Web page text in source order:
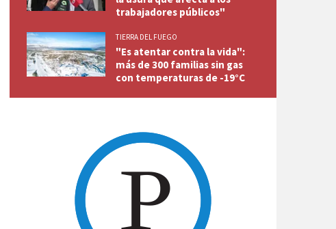
trabajadores públicos"
TIERRA DEL FUEGO
"Es atentar contra la vida":
más de 300 familias sin gas
con temperaturas de -19°C